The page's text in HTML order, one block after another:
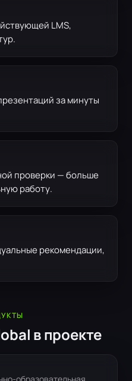
LMS,
за минуты
проверки — больше
работу.
рекомендации,
в проекте